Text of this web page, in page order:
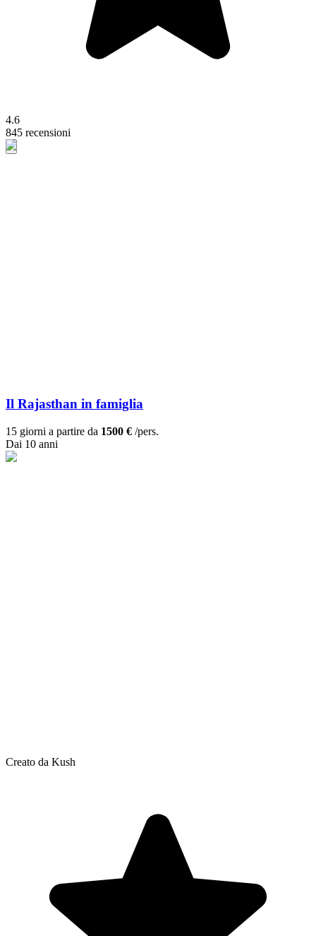
4.6
845 recensioni
Il Rajasthan in famiglia
15 giorni a partire da 1500 € /pers.
Dai 10 anni
Creato da Kush